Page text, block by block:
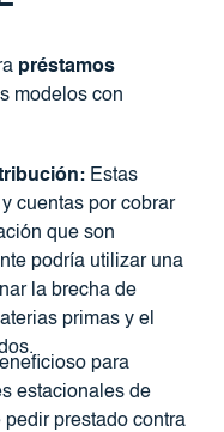
préstamos
modelos con
Estas
cuentas por cobrar
que son
podría utilizar una
la brecha de
primas y el
para
estacionales de
prestado contra